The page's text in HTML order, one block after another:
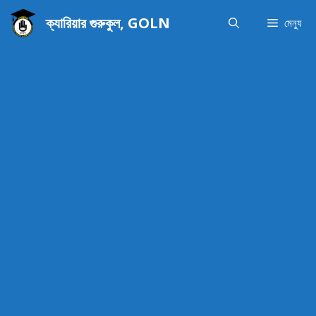
এড়িেয়
লেখায়
ক্যারিয়ার গুরুকুল, GOLN মেন্যু